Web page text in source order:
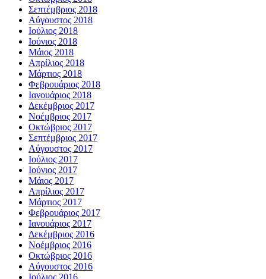
Σεπτέμβριος 2018
Αύγουστος 2018
Ιούλιος 2018
Ιούνιος 2018
Μάιος 2018
Απρίλιος 2018
Μάρτιος 2018
Φεβρουάριος 2018
Ιανουάριος 2018
Δεκέμβριος 2017
Νοέμβριος 2017
Οκτώβριος 2017
Σεπτέμβριος 2017
Αύγουστος 2017
Ιούλιος 2017
Ιούνιος 2017
Μάιος 2017
Απρίλιος 2017
Μάρτιος 2017
Φεβρουάριος 2017
Ιανουάριος 2017
Δεκέμβριος 2016
Νοέμβριος 2016
Οκτώβριος 2016
Αύγουστος 2016
Ιούλιος 2016